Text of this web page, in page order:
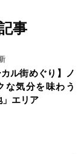
事
カル街めぐり】ノ
な気分を味わう
」エリア